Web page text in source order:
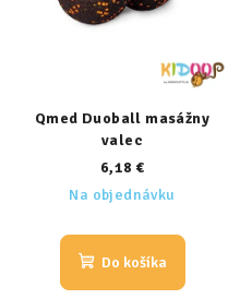
Qmed Duoball masážny
valec
6,18 €
Na objednávku
Do košíka